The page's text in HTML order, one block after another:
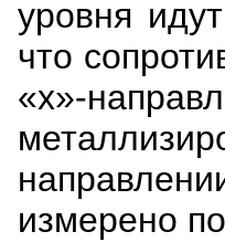
уровня
что
«x»-
измерено